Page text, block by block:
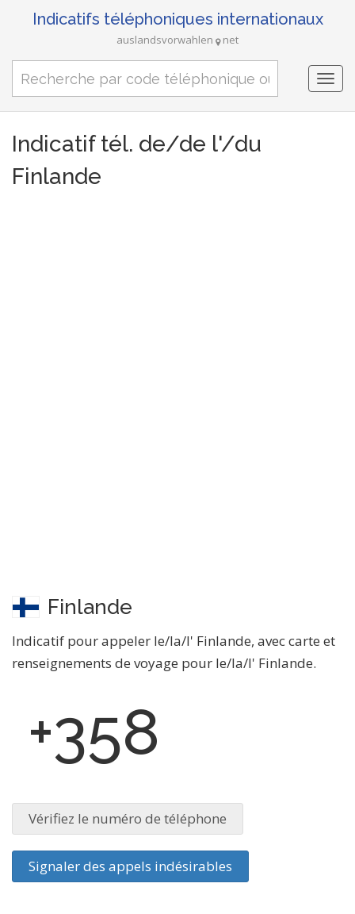
Indicatifs téléphoniques internationaux
auslandsvorwahlen net
Indicatif tél. de/de l'/du
Finlande
Finlande
Indicatif pour appeler le/la/l' Finlande, avec carte et
renseignements de voyage pour le/la/l' Finlande.
+358
Vérifiez le numéro de téléphone
Signaler des appels indésirables